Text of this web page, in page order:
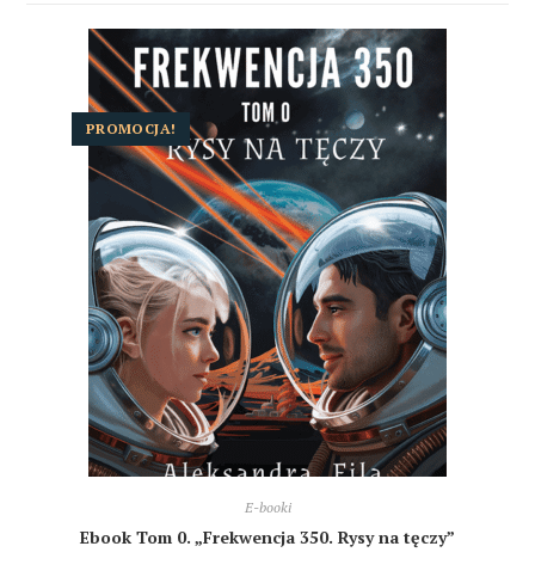
PROMOCJA!
E-booki
Ebook Tom 0. „Frekwencja 350. Rysy na tęczy”